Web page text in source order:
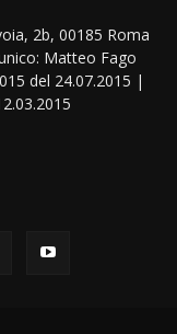
2b, 00185 Roma
Matteo Fago
del 24.07.2015 |